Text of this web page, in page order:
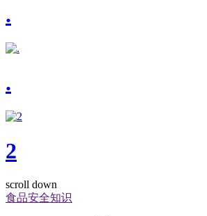
.
.
2
scroll down
食品安全知识